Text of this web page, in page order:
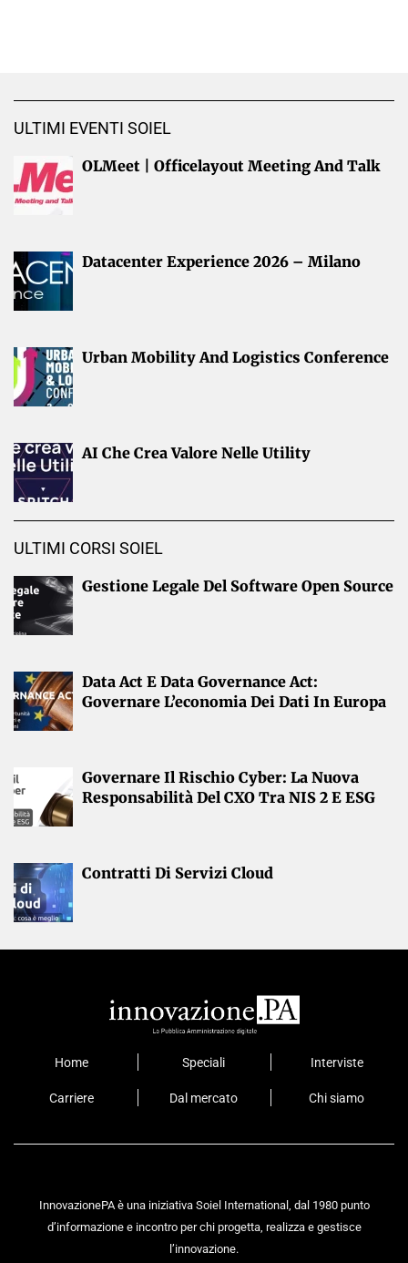
ULTIMI EVENTI SOIEL
OLMeet | Officelayout Meeting And Talk
Datacenter Experience 2026 – Milano
Urban Mobility And Logistics Conference
AI Che Crea Valore Nelle Utility
ULTIMI CORSI SOIEL
Gestione Legale Del Software Open Source
Data Act E Data Governance Act:
Governare L’economia Dei Dati In Europa
Governare Il Rischio Cyber: La Nuova
Responsabilità Del CXO Tra NIS 2 E ESG
Contratti Di Servizi Cloud
Home Speciali Interviste
Carriere Dal mercato Chi siamo
InnovazionePA è una iniziativa Soiel International, dal 1980 punto
d’informazione e incontro per chi progetta, realizza e gestisce
l’innovazione.